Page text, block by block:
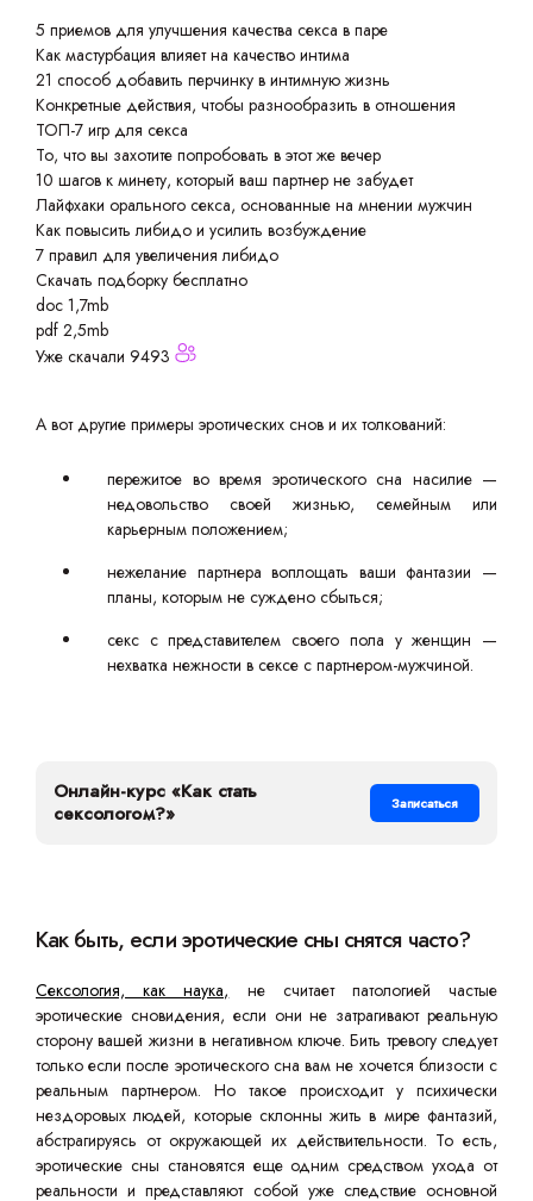
5 приемов для улучшения качества секса в паре
Как мастурбация влияет на качество интима
21 способ добавить перчинку в интимную жизнь
Конкретные действия, чтобы разнообразить в отношения
ТОП-7 игр для секса
То, что вы захотите попробовать в этот же вечер
10 шагов к минету, который ваш партнер не забудет
Лайфхаки орального секса, основанные на мнении мужчин
Как повысить либидо и усилить возбуждение
7 правил для увеличения либидо
Скачать подборку бесплатно
doc 1,7mb
pdf 2,5mb
Уже скачали 9493
А вот другие примеры эротических снов и их толкований:
пережитое во время эротического сна насилие —
недовольство своей жизнью, семейным или
карьерным положением;
нежелание партнера воплощать ваши фантазии —
планы, которым не суждено сбыться;
секс с представителем своего пола у женщин —
нехватка нежности в сексе с партнером-мужчиной.
Онлайн-курс «Как стать
сексологом?»
Записаться
Как быть, если эротические сны снятся часто?
Сексология, как наука, не считает патологией частые
эротические сновидения, если они не затрагивают реальную
сторону вашей жизни в негативном ключе. Бить тревогу следует
только если после эротического сна вам не хочется близости с
реальным партнером. Но такое происходит у психически
нездоровых людей, которые склонны жить в мире фантазий,
абстрагируясь от окружающей их действительности. То есть,
эротические сны становятся еще одним средством ухода от
реальности и представляют собой уже следствие основной